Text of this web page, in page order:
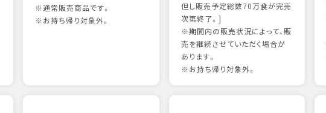
※通常販売商品です。
※お持ち帰り対象外。
但し販売予定総数70万食が完売
次第終了。]
※期間内の販売状況によって、販
売を継続させていただく場合が
あります。
※お持ち帰り対象外。